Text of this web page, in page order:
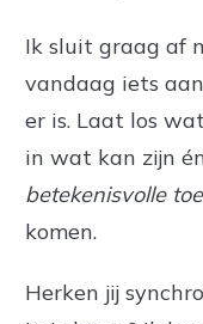
Ik sluit graag af
vandaag iets
er is. Laat los
in wat kan zijn
betekenisvolle
komen.
Herken jij